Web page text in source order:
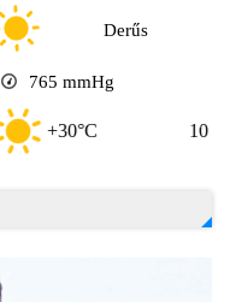
Derűs
765 mmHg
10 aug